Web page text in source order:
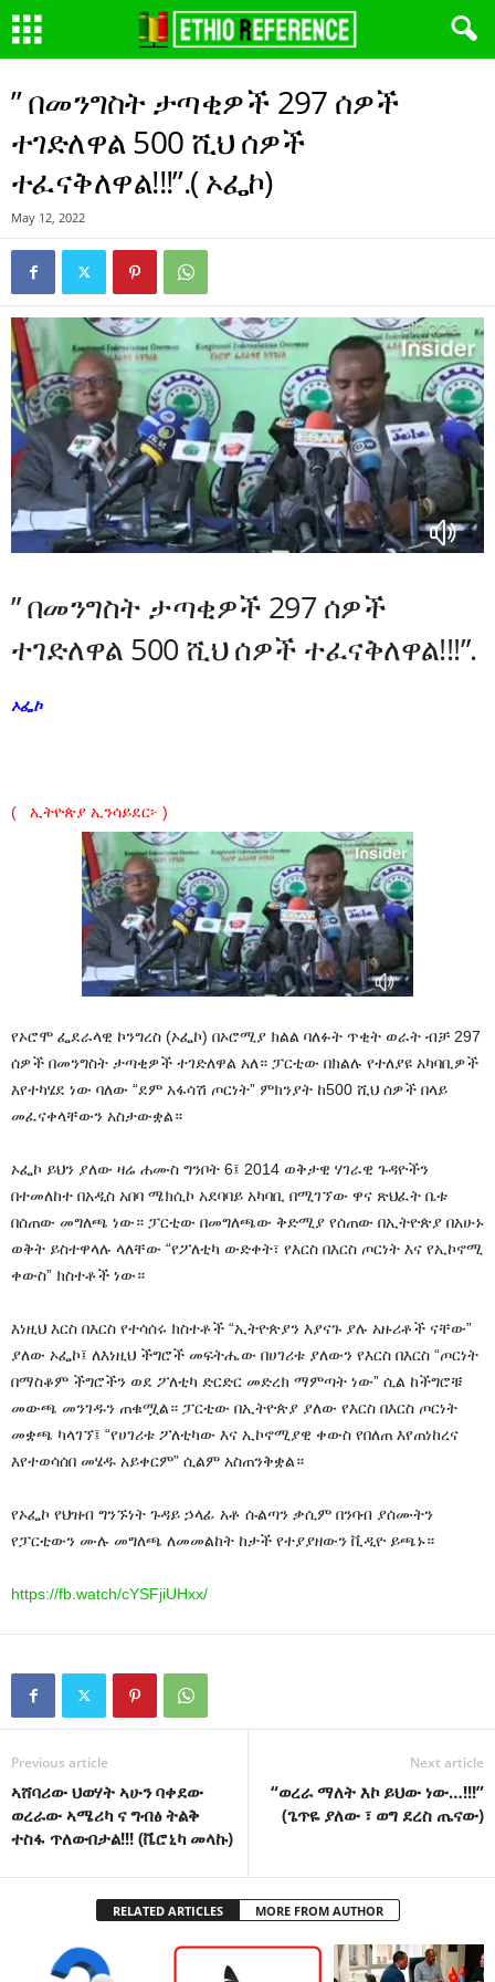
” በመንግስት ታጣቂዎች 297 ሰዎች
ተገድለዋል 500 ሺህ ሰዎች
ተፈናቅለዋል!!!”.( ኦፌኮ)
May 12, 2022
” በመንግስት ታጣቂዎች 297 ሰዎች
ተገድለዋል 500 ሺህ ሰዎች ተፈናቅለዋል!!!”.
ኦፌኮ
( ኢትዮጵያ ኢንሳይደር፦ )
የኦሮሞ ፌደራላዊ ኮንግረስ (ኦፌኮ) በኦሮሚያ ክልል ባለፉት ጥቂት ወራት ብቻ 297
ሰዎች በመንግስት ታጣቂዎች ተገድለዋል አለ። ፓርቲው በክልሉ የተለያዩ አካባቢዎች
እየተካሄደ ነው ባለው “ደም አፋሳሽ ጦርነት” ምክንያት ከ500 ሺህ ሰዎች በላይ
መፈናቀላቸውን አስታውቋል።
ኦፌኮ ይህን ያለው ዛሬ ሐሙስ ግንቦት 6፤ 2014 ወቅታዊ ሃገራዊ ጉዳዮችን
በተመለከተ በአዲስ አበባ ሜክሲኮ አደባባይ አካባቢ በሚገኘው ዋና ጽህፈት ቤቱ
በሰጠው መግለጫ ነው። ፓርቲው በመግለጫው ቅድሚያ የሰጠው በኢትዮጵያ በአሁኑ
ወቅት ይስተዋላሉ ላለቸው “የፖለቲካ ውድቀት፣ የእርስ በእርስ ጦርነት እና የኢኮኖሚ
ቀውስ” ክስተቶች ነው።
እነዚህ እርስ በእርስ የተሳሰሩ ክስተቶች “ኢትዮጵያን እያናጉ ያሉ አዙሪቶች ናቸው”
ያለው ኦፌኮ፤ ለእነዚህ ችግሮች መፍትሔው በሀገሪቱ ያለውን የእርስ በእርስ “ጦርነት
በማስቆም ችግሮችን ወደ ፖለቲካ ድርድር መድረክ ማምጣት ነው” ሲል ከችግሮቹ
መውጫ መንገዱን ጠቁሟል። ፓርቲው በኢትዮጵያ ያለው የእርስ በእርስ ጦርነት
መቋጫ ካላገኘ፤ “የሀገሪቱ ፖለቲካው እና ኢኮኖሚያዊ ቀውስ የበለጠ እየጠነከረና
እየተወሳሰበ መሄዱ አይቀርም” ሲልም አስጠንቅቋል።
የኦፌኮ የህዝብ ግንኙነት ጉዳይ ኃላፊ አቶ ሱልጣን ቃሲም በንባብ ያሰሙትን
የፓርቲውን ሙሉ መግለጫ ለመመልከት ከታች የተያያዘውን ቪዲዮ ይጫኑ።
https://fb.watch/cYSFjiUHxx/
Previous article
ኣሸባሪው ህወሃት ኣሁን ባቀደው
ወረራው ኣሜሪካ ና ግብፅ ትልቅ
ተስፋ ጥለውበታል!!! (ቬሮኒካ መላኩ)
Next article
“ወረራ ማለት እኮ ይህው ነው…!!!”
(ጌጥዬ ያለው ፣ ወግ ደረስ ጤናው)
RELATED ARTICLES MORE FROM AUTHOR